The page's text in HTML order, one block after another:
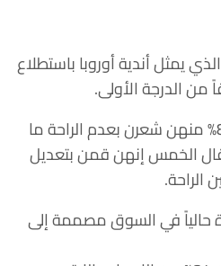
يمثل أندية أوروبا باستطلاع
وتوصلت الدراسة إلى أن 82% منهن شعرن بعدم الراحة ما
قال الخمس إنهن قمن بتعديل
الراحة.
حالياً في السوق مصممة إلى